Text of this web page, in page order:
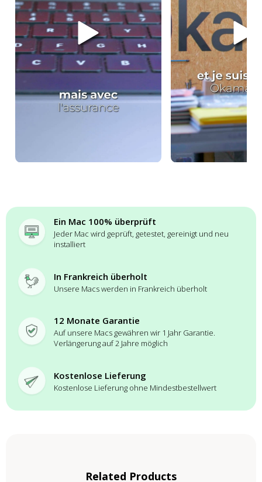
Ein Mac 100% überprüft
Jeder Mac wird geprüft, getestet, gereinigt und neu
installiert
In Frankreich überholt
Unsere Macs werden in Frankreich überholt
12 Monate Garantie
Auf unsere Macs gewähren wir 1 Jahr Garantie.
Verlängerung auf 2 Jahre möglich
Kostenlose Lieferung
Kostenlose Lieferung ohne Mindestbestellwert
Related Products